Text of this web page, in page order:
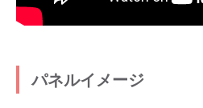
パネルイメージ